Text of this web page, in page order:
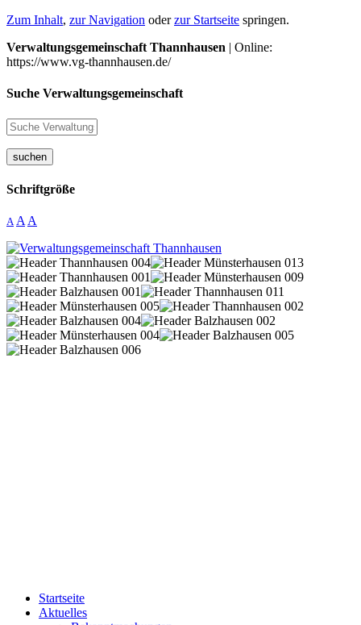
Zum Inhalt, zur Navigation oderzur Startseite springen.
Verwaltungsgemeinschaft Thannhausen | Online:
https://www.vg-thannhausen.de/
Suche Verwaltungsgemeinschaft
suchen
Schriftgröße
A A A
Startseite
Aktuelles